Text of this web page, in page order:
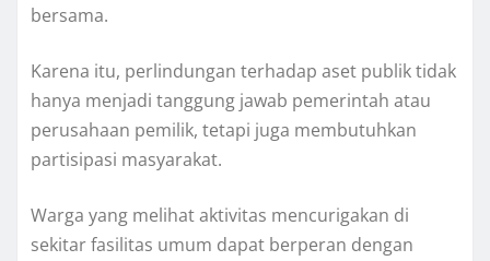
bersama.
Karena itu, perlindungan terhadap aset publik tidak
hanya menjadi tanggung jawab pemerintah atau
perusahaan pemilik, tetapi juga membutuhkan
partisipasi masyarakat.
Warga yang melihat aktivitas mencurigakan di
sekitar fasilitas umum dapat berperan dengan